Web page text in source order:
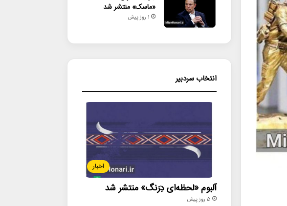
«ماسک» منتشر شد
1 روز پیش
انتخاب سردبیر
اخبار
آلبوم «لحظه‌ای دِرَنگ» منتشر شد
5 روز پیش